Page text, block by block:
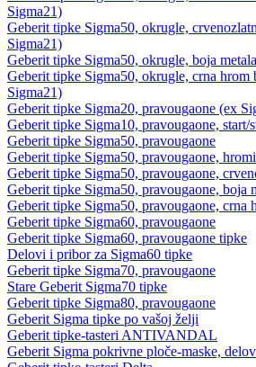
Sigma21)
Geberit tipke Sigma50, okrugle,
Sigma21)
Geberit tipke Sigma50, okrugle, boja
Geberit tipke Sigma50, okrugle, crna hrom
Sigma21)
Geberit tipke Sigma20, pravougaone (ex
Geberit tipke Sigma10, pravougaone, start/
Geberit tipke Sigma50, pravougaone
Geberit tipke Sigma50, pravougaone,
Geberit tipke Sigma50, pravougaone,
Geberit tipke Sigma50, pravougaone, boja
Geberit tipke Sigma50, pravougaone, crna
Geberit tipke Sigma60, pravougaone
Geberit tipke Sigma60, pravougaone tipke
Delovi i pribor za Sigma60 tipke
Geberit tipke Sigma70, pravougaone
Stare Geberit Sigma70 tipke
Geberit tipke Sigma80, pravougaone
Geberit Sigma tipke po vašoj želji
Geberit tipke-tasteri ANTIVANDAL
Geberit Sigma pokrivne ploče-maske,